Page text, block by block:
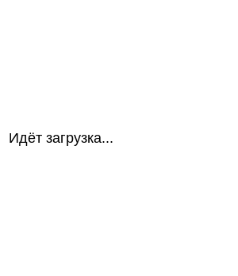
Идёт загрузка...